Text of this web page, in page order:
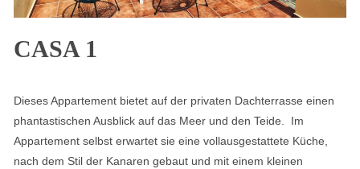
CASA 1
Dieses Appartement bietet auf der privaten Dachterrasse einen
phantastischen Ausblick auf das Meer und den Teide. Im
Appartement selbst erwartet sie eine vollausgestattete Küche,
nach dem Stil der Kanaren gebaut und mit einem kleinen